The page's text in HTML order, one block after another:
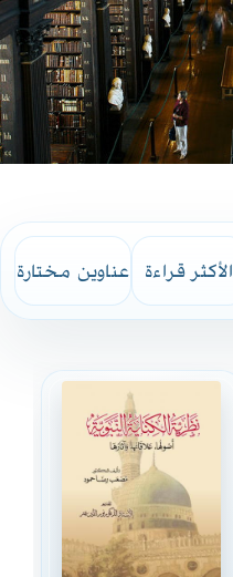
الأكثر قراءة عناوين مختارة